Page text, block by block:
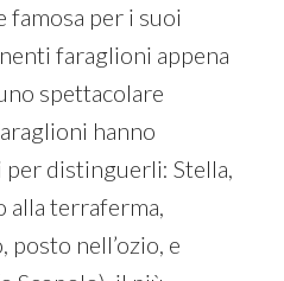
famosa per i suoi
faraglioni appena
spettacolare
hanno
distinguerli: Stella,
terraferma,
posto nell’ozio, e